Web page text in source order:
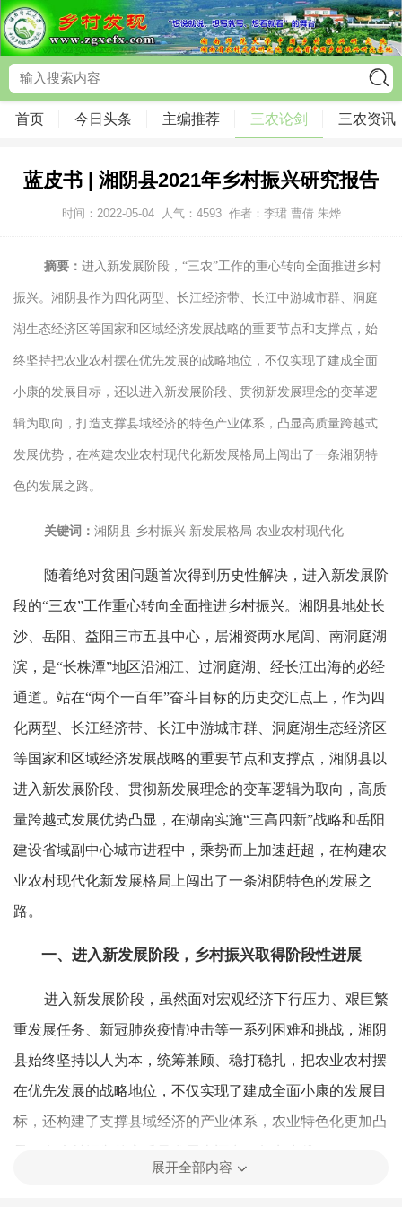
首页 今日头条 主编推荐 三农论剑 三农资讯
蓝皮书 | 湘阴县2021年乡村振兴研究报告
时间：2022-05-04 人气： 4593 作者：李珺 曹倩 朱烨
摘要： 进入新发展阶段，“三农”工作的重心转向全面推进乡村
振兴。湘阴县作为四化两型、长江经济带、长江中游城市群、洞庭
湖生态经济区等国家和区域经济发展战略的重要节点和支撑点，始
终坚持把农业农村摆在优先发展的战略地位，不仅实现了建成全面
小康的发展目标，还以进入新发展阶段、贯彻新发展理念的变革逻
辑为取向，打造支撑县域经济的特色产业体系，凸显高质量跨越式
发展优势，在构建农业农村现代化新发展格局上闯出了一条湘阴特
色的发展之路。
关键词： 湘阴县 乡村振兴 新发展格局 农业农村现代化
随着绝对贫困问题首次得到历史性解决，进入新发展阶
段的“三农”工作重心转向全面推进乡村振兴。湘阴县地处长
沙、岳阳、益阳三市五县中心，居湘资两水尾闾、南洞庭湖
滨，是“长株潭”地区沿湘江、过洞庭湖、经长江出海的必经
通道。站在“两个一百年”奋斗目标的历史交汇点上，作为四
化两型、长江经济带、长江中游城市群、洞庭湖生态经济区
等国家和区域经济发展战略的重要节点和支撑点，湘阴县以
进入新发展阶段、贯彻新发展理念的变革逻辑为取向，高质
量跨越式发展优势凸显，在湖南实施“三高四新”战略和岳阳
建设省域副中心城市进程中，乘势而上加速赶超，在构建农
业农村现代化新发展格局上闯出了一条湘阴特色的发展之
路。
一、进入新发展阶段，乡村振兴取得阶段性进展
进入新发展阶段，虽然面对宏观经济下行压力、艰巨繁
重发展任务、新冠肺炎疫情冲击等一系列困难和挑战，湘阴
县始终坚持以人为本，统筹兼顾、稳打稳扎，把农业农村摆
在优先发展的战略地位，不仅实现了建成全面小康的发展目
标，还构建了支撑县域经济的产业体系，农业特色化更加凸
展开全部内容